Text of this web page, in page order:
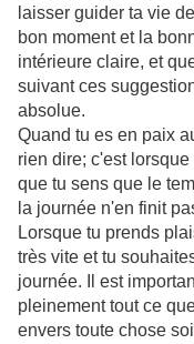
laisser guider ta vie
bon moment et la
intérieure claire, et
suivant ces
absolue.
Quand tu es en paix
rien dire; c'est
que tu sens que le
la journée n'en finit
Lorsque tu prends
très vite et tu
journée. Il est
pleinement tout ce
envers toute chose